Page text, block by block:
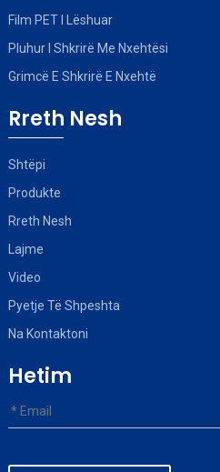
Film PET I Lëshuar
Pluhur I Shkrirë Me Nxehtësi
Grimcë E Shkrirë E Nxehtë
Rreth Nesh
Shtëpi
Produkte
Rreth Nesh
Lajme
Video
Pyetje Të Shpeshta
Na Kontaktoni
Hetim